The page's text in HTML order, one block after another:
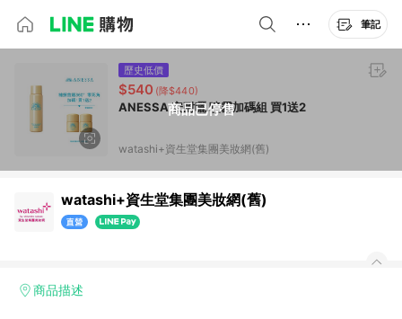
筆記
商品已停售
歷史低價
$540 (降$440)
ANESSA 安耐曬 噴霧加碼組 買1送2
watashi+資生堂集團美妝網(舊)
watashi+資生堂集團美妝網(舊)
商品描述